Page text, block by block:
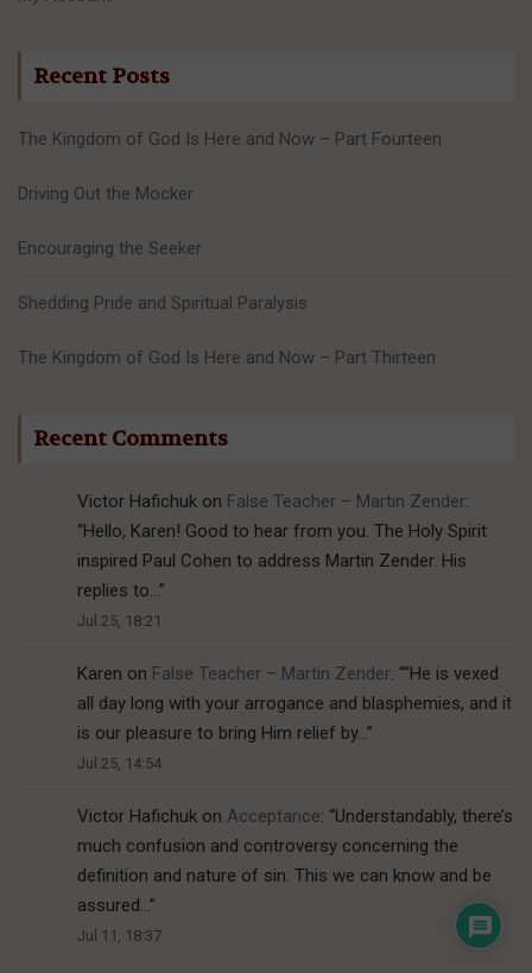
Recent Posts
The Kingdom of God Is Here and Now – Part Fourteen
Driving Out the Mocker
Encouraging the Seeker
Shedding Pride and Spiritual Paralysis
The Kingdom of God Is Here and Now – Part Thirteen
Recent Comments
Victor Hafichuk on False Teacher – Martin Zender:
“Hello, Karen! Good to hear from you. The Holy Spirit
inspired Paul Cohen to address Martin Zender. His
replies to…”
Jul 25, 18:21
Karen on False Teacher – Martin Zender: ““He is vexed
all day long with your arrogance and blasphemies, and it
is our pleasure to bring Him relief by…”
Jul 25, 14:54
Victor Hafichuk on Acceptance: “Understandably, there’s
much confusion and controversy concerning the
definition and nature of sin. This we can know and be
assured…”
Jul 11, 18:37